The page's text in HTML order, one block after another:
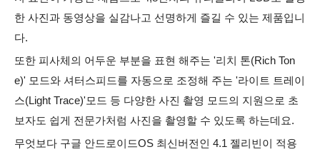
한 사진과 동영상을 실감나고 선명하게 즐길 수 있는 제품입니
다.
또한 피사체의 어두운 부분을 표현 해주는 '리치 톤(Rich Ton
e)' 모드와 셔터스피드를 자동으로 조정해 주는 '라이트 트레이
스(Light Trace)'모드 등 다양한 사진 촬영 모드의 지원으로 초
보자도 쉽게 전문가처럼 사진을 촬영할 수 있도록 하는데요.
무엇보다 구글 안드로이드OS 최신버전인 4.1 젤리빈이 적용